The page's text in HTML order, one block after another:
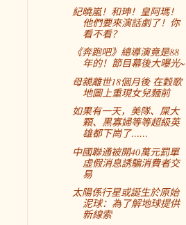
紀曉嵐！和珅！皇阿瑪！
他們要來演話劇了！你
看不看？
《奔跑吧》總導演竟是88
年的！節目幕後大曝光~
母親離世18個月後 在穀歌
地圖上重現女兒麵前
如果有一天，美隊、屎大
顆、黑寡婦等等超級英
雄都下崗了……
中國聯通被開40萬元罰單
虛假消息誘騙消費者交
易
太陽係行星或誕生於原始
泥球：為了解地球提供
新線索